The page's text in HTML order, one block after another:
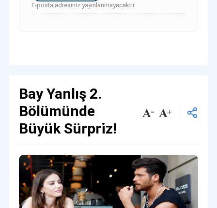
E-posta adresiniz yayınlanmayacaktır.
Bay Yanlış 2.
Bölümünde
Büyük Sürpriz!